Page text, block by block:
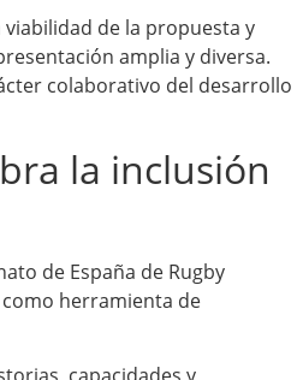
de la propuesta y
amplia y diversa.
colaborativo del desarrollo
la inclusión
de España de Rugby
herramienta de